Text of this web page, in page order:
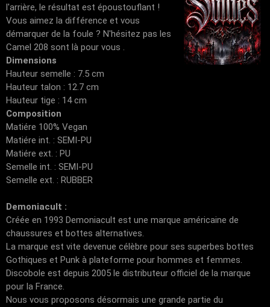
l'arrière, le résultat est époustouflant !
Vous aimez la différence et vous
démarquer de la foule ? N'hésitez pas les
Camel 208 sont là pour vous .
Dimensions
Hauteur semelle : 7.5 cm
Hauteur talon : 12.7 cm
Hauteur tige : 14 cm
Composition
Matiére 100% Vegan
Matiére int. : SEMI-PU
Matiére ext. : PU
Semelle int. : SEMI-PU
Semelle ext. : RUBBER
Demoniacult :
Créée en 1993 Demoniacult est une marque américaine de
chaussures et bottes alternatives.
La marque est vite devenue célèbre pour ses superbes bottes
Gothiques et Punk à plateforme pour hommes et femmes.
Discobole est depuis 2005 le distributeur officiel de la marque
pour la France.
Nous vous proposons désormais une grande partie du